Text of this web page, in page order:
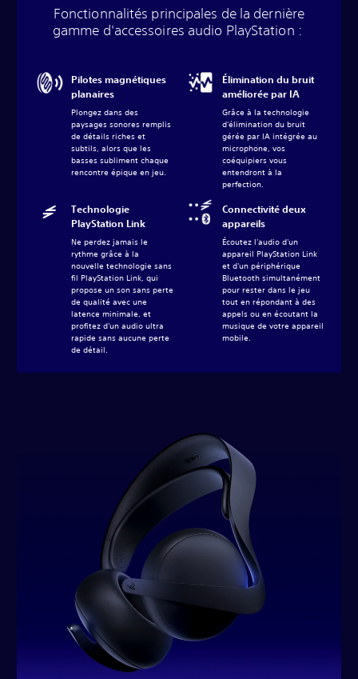
Fonctionnalités principales de la dernière
gamme d'accessoires audio PlayStation :
Pilotes magnétiques
planaires
Plongez dans des
paysages sonores remplis
de détails riches et
subtils, alors que les
basses subliment chaque
rencontre épique en jeu.
Élimination du bruit
améliorée par IA
Grâce à la technologie
d'élimination du bruit
gérée par IA intégrée au
microphone, vos
coéquipiers vous
entendront à la
perfection.
Technologie
PlayStation Link
Ne perdez jamais le
rythme grâce à la
nouvelle technologie sans
fil PlayStation Link, qui
propose un son sans perte
de qualité avec une
latence minimale, et
profitez d'un audio ultra
rapide sans aucune perte
de détail.
Connectivité deux
appareils
Écoutez l'audio d'un
appareil PlayStation Link
et d'un périphérique
Bluetooth simultanément
pour rester dans le jeu
tout en répondant à des
appels ou en écoutant la
musique de votre appareil
mobile.